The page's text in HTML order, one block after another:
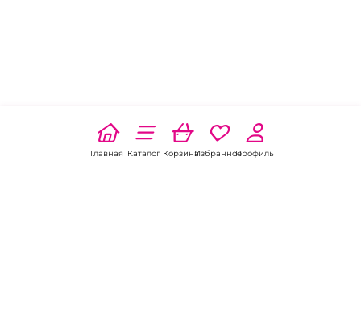
Главная Каталог КорзинаИзбранноеПрофиль